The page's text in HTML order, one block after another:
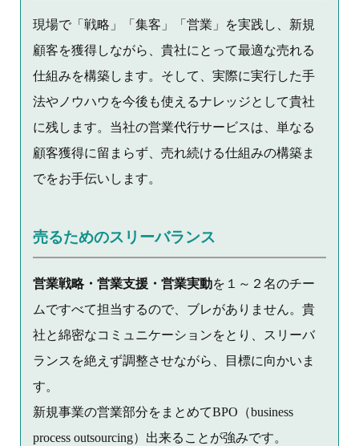
現場で「戦略」「集客」「営業」を実践し、新規
顧客を獲得しながら、貴社にとって最適な売れる
仕組みを構築します。そして、実際に実行した手
法やノウハウを今後も使えるナレッジとして貴社
に残します。当社の営業代行サービスは、単なる
顧客獲得に留まらず、売れ続ける仕組みの構築ま
でをお手伝いします。
売るためのスリーバランス
営業戦略・営業支援・営業実動を１～２名のチー
ムですべて担当するので、ブレがありません。貴
社と綿密なコミュニケーションをとり、スリーバ
ランスを絶えず調整させながら、目標に向かいま
す。
新規事業の営業部分をまとめてBPO（business
process outsourcing）出来ることが強みです。